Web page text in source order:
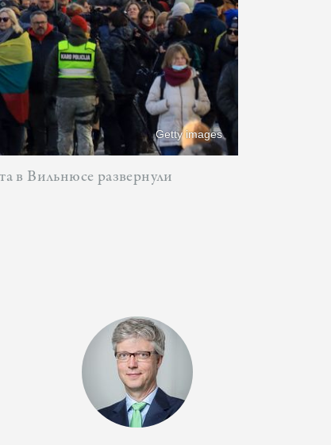
Getty images
в Вильнюсе развернули